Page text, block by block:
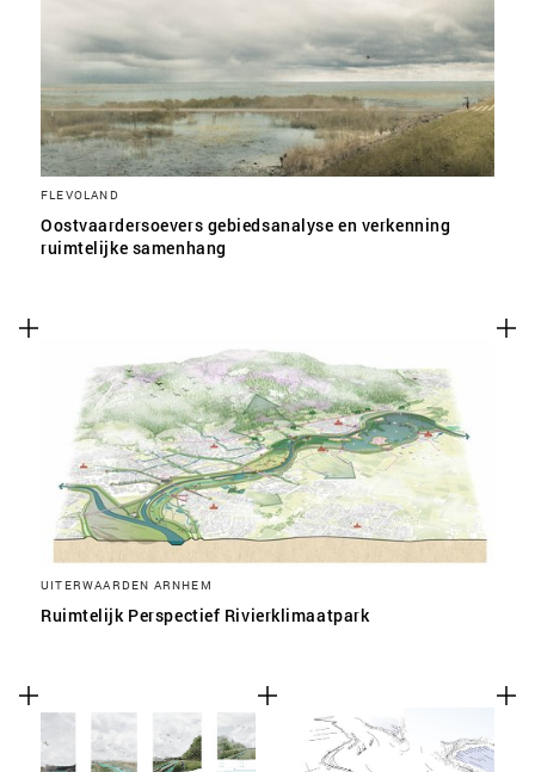
FLEVOLAND
Oostvaardersoevers gebiedsanalyse en verkenning
ruimtelijke samenhang
UITERWAARDEN ARNHEM
Ruimtelijk Perspectief Rivierklimaatpark
SLA VOORKEUREN OP